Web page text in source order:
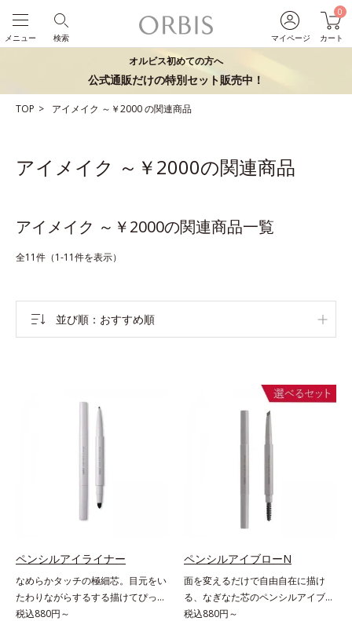
マイページ
0
カート
検索
メニュー
オルビス初めての方へ
公式通販だけの特別セット販売中！
TOP アイメイク ～￥2000の関連商品
アイメイク ～￥2000の関連商品
アイメイク ～￥2000の関連商品一覧
全11件（1-11件を表示）
並び順 おすすめ順
ペンシルアイライナー
なめらかタッチの極細芯。目元をい
たわりながらするする描けてぴった
り密着。するする描けてぴったり密
税込880円～
ペンシルアイブローN
面を変えるだけで自由自在に描け
る、なぎなた芯のペンシルアイブロ
ー。角度を変えるだけで自由自在に
税込880円～